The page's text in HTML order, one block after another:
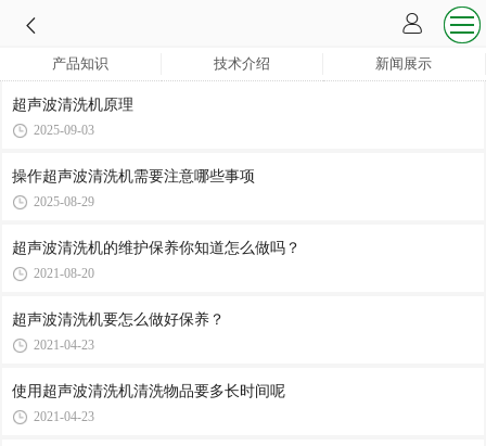
产品知识 技术介绍 新闻展示
超声波清洗机原理
2025-09-03
操作超声波清洗机需要注意哪些事项
2025-08-29
超声波清洗机的维护保养你知道怎么做吗？
2021-08-20
超声波清洗机要怎么做好保养？
2021-04-23
使用超声波清洗机清洗物品要多长时间呢
2021-04-23